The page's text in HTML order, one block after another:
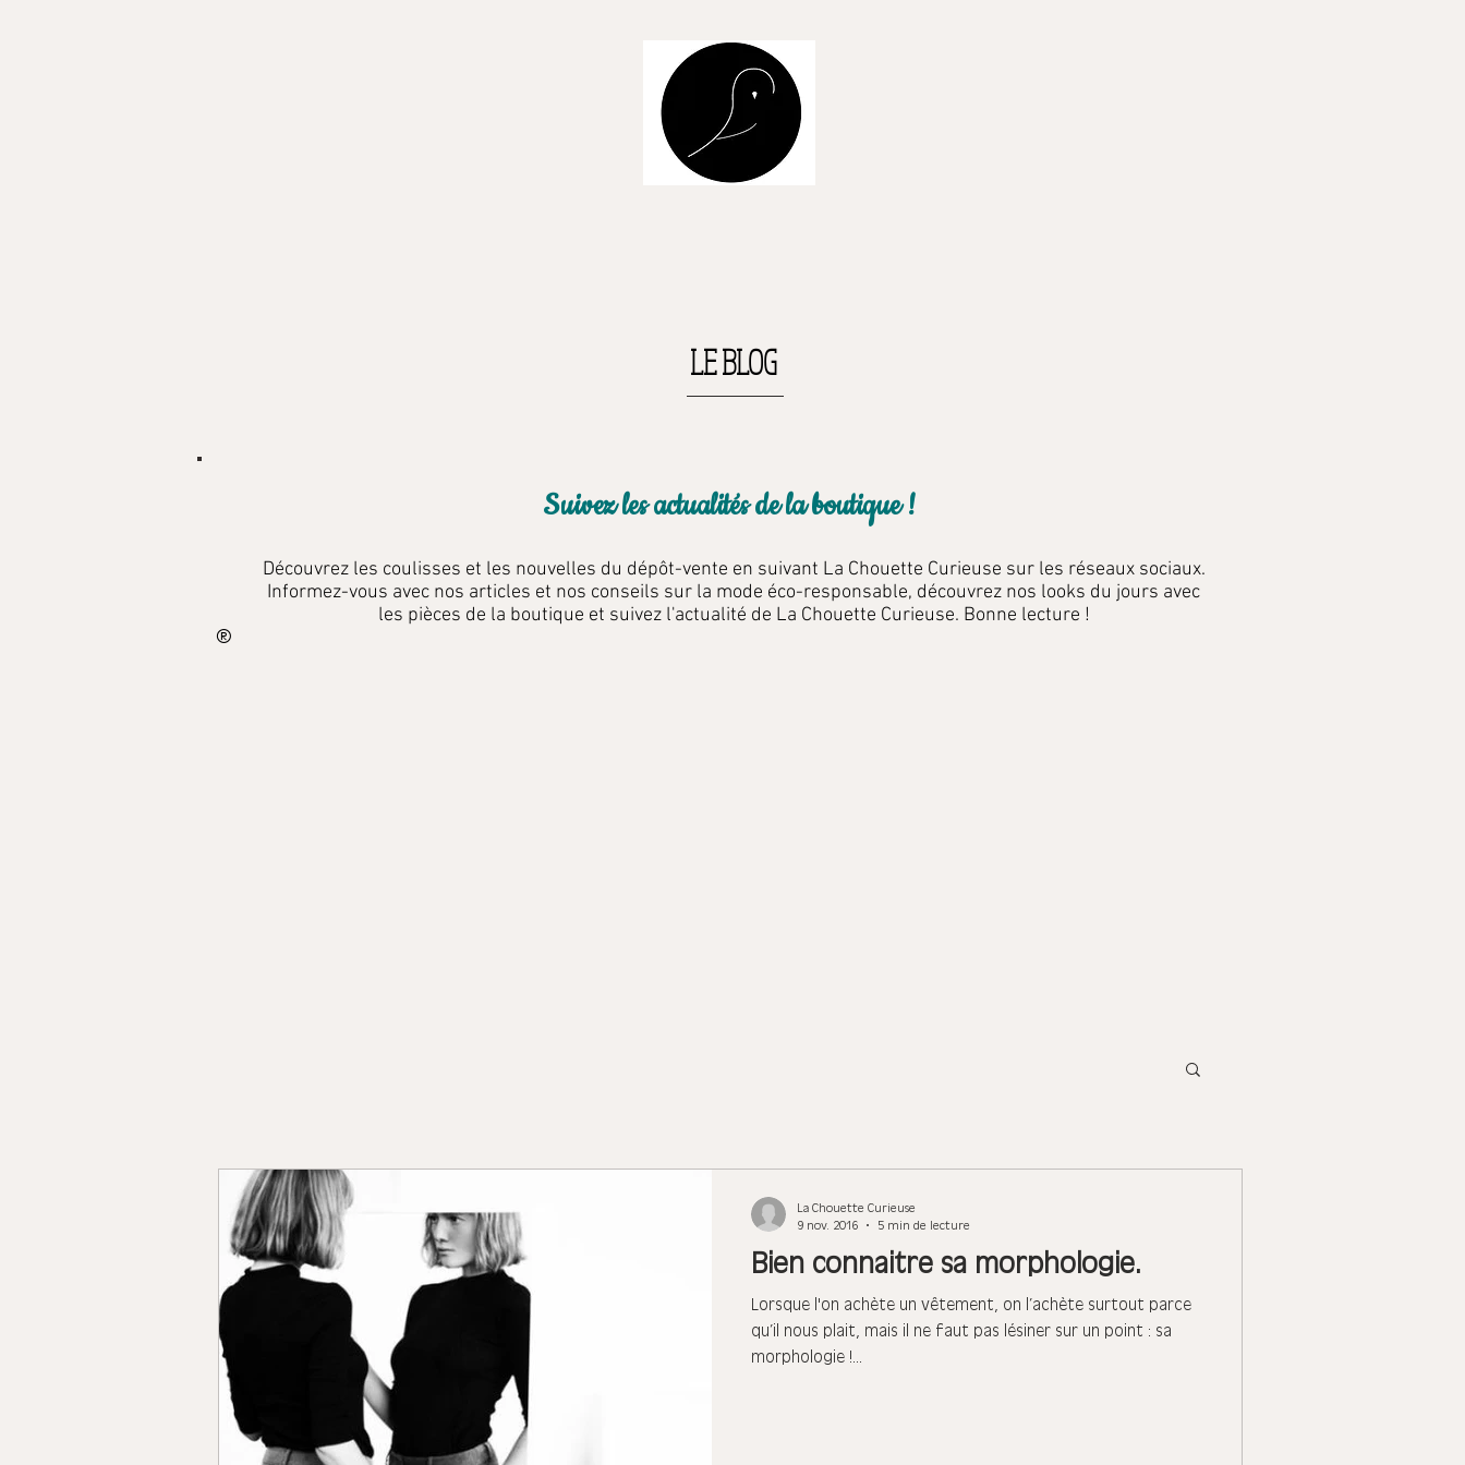
LE BLOG
Suivez les actualités de la boutique !
Découvrez les coulisses et les nouvelles du dépôt-vente en suivant La Chouette Curieuse sur les réseaux sociaux.
Informez-vous avec nos articles et nos conseils sur la mode éco-responsable, découvrez nos looks du jours avec
les pièces de la boutique et suivez l'actualité de La Chouette Curieuse. Bonne lecture !
Bien connaitre sa morphologie.
Lorsque l'on achète un vêtement, on l’achète surtout parce
qu’il nous plait, mais il ne faut pas lésiner sur un point : sa
morphologie !...
La Chouette Curieuse
9 nov. 2016
5 min de lecture